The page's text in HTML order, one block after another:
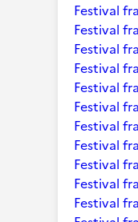
Festival
Festival
Festival
Festival
Festival
Festival
Festival
Festival
Festival
Festival
Festival